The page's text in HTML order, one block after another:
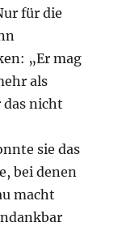
für die
„Er mag
als
nicht
sie das
bei denen
macht